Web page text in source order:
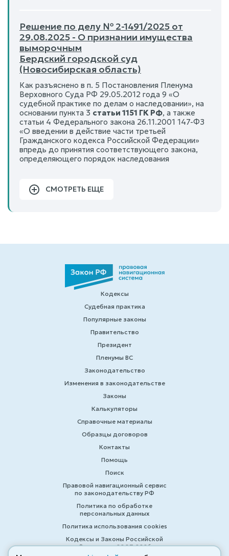
Решение по делу № 2-1491/2025 от
29.08.2025 - О признании имущества
выморочным
Бердский городской суд
(Новосибирская область)
Как разъяснено в п. 5 Постановления Пленума
Верховного Суда РФ 29.05.2012 года 9 «О
судебной практике по делам о наследовании», на
основании пункта 3 статьи 1151 ГК РФ, а также
статьи 4 Федерального закона 26.11.2001 147-ФЗ
«О введении в действие части третьей
Гражданского кодекса Российской Федерации»
впредь до принятия соответствующего закона,
определяющего порядок наследования
СМОТРЕТЬ ЕЩЕ
Кодексы
Судебная практика
Популярные законы
Правительство
Президент
Пленумы ВС
Законодательство
Изменения в законодательстве
Законы
Калькуляторы
Справочные материалы
Образцы договоров
Контакты
Помощь
Поиск
Правовой навигационный сервис
по законодательству РФ
Политика по обработке
персональных данных
Политика использования cookies
Кодексы и Законы Российской
Федерации 2007-2026